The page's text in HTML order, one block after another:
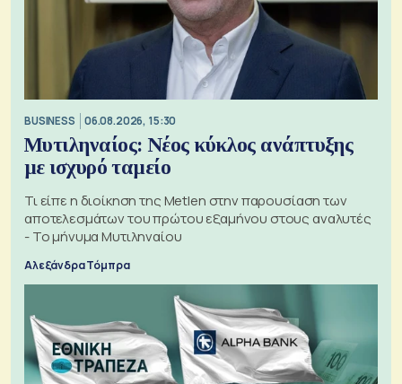
BUSINESS 06.08.2026, 15:30
Μυτιληναίος: Νέος κύκλος ανάπτυξης
με ισχυρό ταμείο
Τι είπε η διοίκηση της Metlen στην παρουσίαση των
αποτελεσμάτων του πρώτου εξαμήνου στους αναλυτές
- Το μήνυμα Μυτιληναίου
Αλεξάνδρα Τόμπρα